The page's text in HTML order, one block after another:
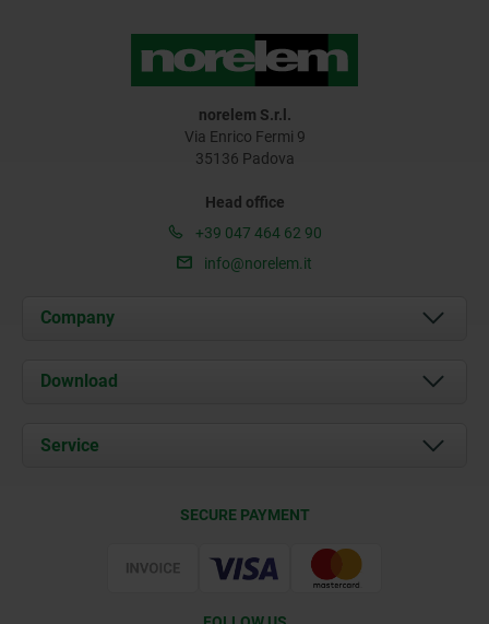
norelem S.r.l.
Via Enrico Fermi 9
35136 Padova
Head office
+39 047 464 62 90
info@norelem.it
Company
About us
Contact
Download
Service
SECURE PAYMENT